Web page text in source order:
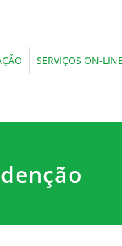
SERVIÇOS ON-LINE